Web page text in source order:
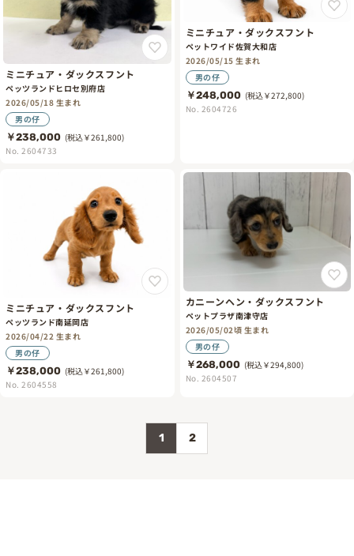
ミニチュア・ダックスフント
ペッツランドヒロセ別府店
2026/05/18 生まれ
男の仔
￥238,000 (税込￥261,800)
No. 2604733
ミニチュア・ダックスフント
ペットワイド佐賀大和店
2026/05/15 生まれ
男の仔
￥248,000 (税込￥272,800)
No. 2604726
ミニチュア・ダックスフント
ペッツランド南延岡店
2026/04/22 生まれ
男の仔
￥238,000 (税込￥261,800)
No. 2604558
カニーンヘン・ダックスフント
ペットプラザ南津守店
2026/05/02頃 生まれ
男の仔
￥268,000 (税込￥294,800)
No. 2604507
1 2